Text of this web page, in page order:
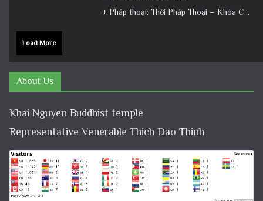
+ Pháp thoại: Thời Pháp Thoại – Khóa Chuyên Tu Ngày 22/11/2025 – TT Thích Đạo Thịnh + Album: Pháp
Load More
About Us
Khai Nguyen Buddhist temple
Representative Venerable Thich Dao Thinh